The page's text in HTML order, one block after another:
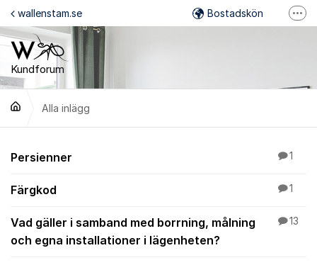
Hoppa till innehåll
Kundforum
wallenstam.se Bostadskön
Wallenstam på Facebook
Alla inlägg
Alla inlägg
Persienner 1
Färgkod 1
Vad gäller i samband med borrning, målning
och egna installationer i lägenheten?
13